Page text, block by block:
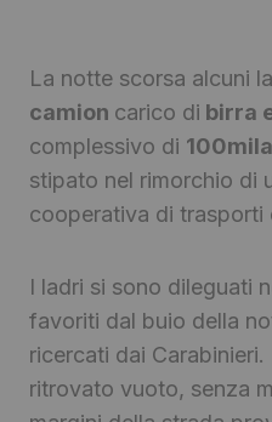
La notte scorsa alcuni
camion carico di birra
complessivo di
stipato nel rimorchio di
cooperativa di trasporti
I ladri si sono dileguati
favoriti dal buio della
ricercati dai
ritrovato vuoto, senza